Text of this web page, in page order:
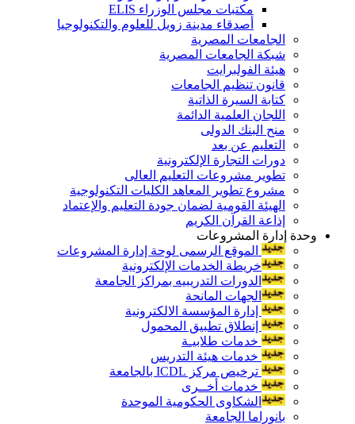
مكتبات مجلس الوزراء ELIS
أصدقاء مدينة زويل للعلوم والتكنولوجيا
الجامعات المصرية
شبكة الجامعات المصرية
هيئة الفولبرايت
قانون تنظيم الجامعات
كتابة السيرة الذاتية
اللجان العلمية الدائمة
منح البنك الدولى
التعليم عن بعد
دورات التجارة الإلكترونية
تطوير مشروعات التعليم العالى
مشروع تطوير المعاهد الكليات التكنولوجية
الهيئة القومية لضمان جودة التعليم والإعتماد
إذاعة القرآن الكريم
وحدة إدارة المشروعات
الموقع الرسمى لوحة إدارة المشروعات
خريطة الخدمات الإلكترونية
الدورات التدريبيه بمراكز الجامعة
الجهات المانحة
إدارة المؤسسة الالكترونية
إنطلاق تطبيق المحمول
خدمات طلابيـة
خدمات هيئة التدريس
ترخيص مركز ICDL بالجامعة
خدمات أخــرى
الشكاوى الحكومية الموحدة
بانوراما الجامعة